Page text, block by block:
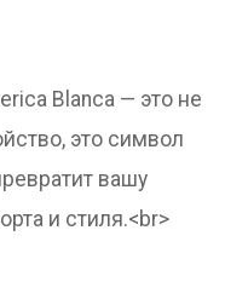
Blanca — это не
это символ
вашу
и стиля.<br>